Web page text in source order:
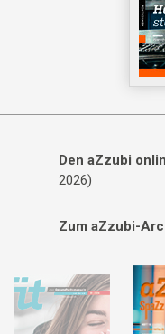
Den aZzubi
2026)
Zum aZzubi-